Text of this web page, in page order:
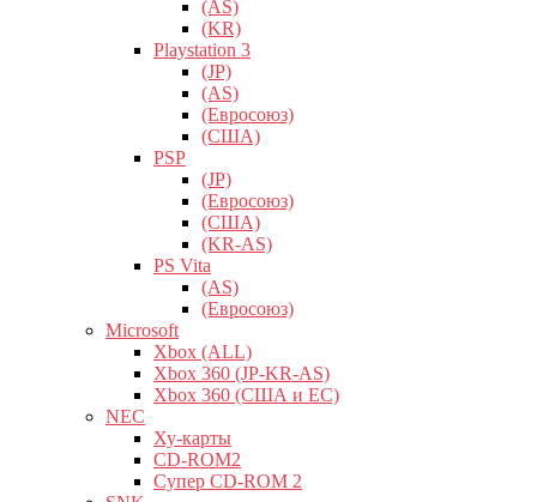
(AS)
(KR)
Playstation 3
(JP)
(AS)
(Евросоюз)
(США)
PSP
(JP)
(Евросоюз)
(США)
(KR-AS)
PS Vita
(AS)
(Евросоюз)
Microsoft
Xbox (ALL)
Xbox 360 (JP-KR-AS)
Xbox 360 (США и ЕС)
NEC
Ху-карты
CD-ROM2
Супер CD-ROM 2